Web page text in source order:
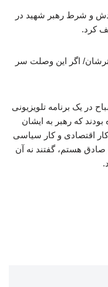
و شرط رهبر شهید در
کرد.
در یک برنامه تلویزیونی
که رهبر به ایشان
اقتصادی و کار سیاسی
صادق هستم، گفتند نه آن